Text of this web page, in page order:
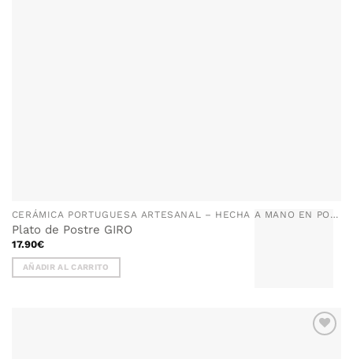
CERÁMICA PORTUGUESA ARTESANAL – HECHA A MANO EN PORTUGAL
Plato de Postre GIRO
17.90€
AÑADIR AL CARRITO